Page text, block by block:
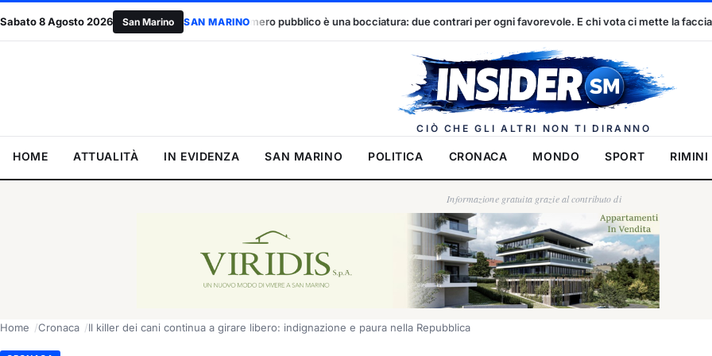
Sabato 8 Agosto 2026 San Marino SAN MARINO
UE, il primo numero pubblico è una bocciatura: due contrari per ogni favorevole. E chi vota ci mette la faccia Dennis Spircu e
CIÒ CHE GLI ALTRI NON TI DIRANNO
HOME ATTUALITÀ IN EVIDENZA SAN MARINO POLITICA CRONACA MONDO SPORT RIMINI
Informazione gratuita grazie al contributo di
Home Cronaca Il killer dei cani continua a girare libero: indignazione e paura nella Repubblica